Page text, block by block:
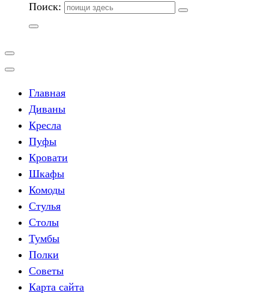
Поиск:
Главная
Диваны
Кресла
Пуфы
Кровати
Шкафы
Комоды
Стулья
Столы
Тумбы
Полки
Советы
Карта сайта